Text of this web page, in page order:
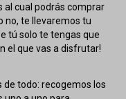
al cual podrás comprar
no, te llevaremos tu
tú solo te tengas que
el que vas a disfrutar!
de todo: recogemos los